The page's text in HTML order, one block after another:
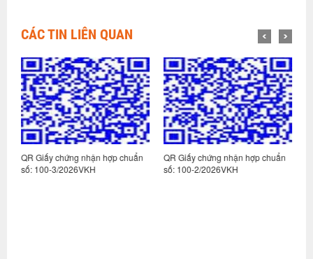
CÁC TIN LIÊN QUAN
QR Giấy chứng nhận hợp chuẩn
số: 100-3/2026VKH
QR Giấy chứng nhận hợp chuẩn
số: 100-2/2026VKH